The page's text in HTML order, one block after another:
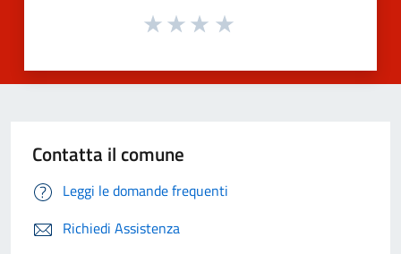
Contatta il comune
Leggi le domande frequenti
Richiedi Assistenza